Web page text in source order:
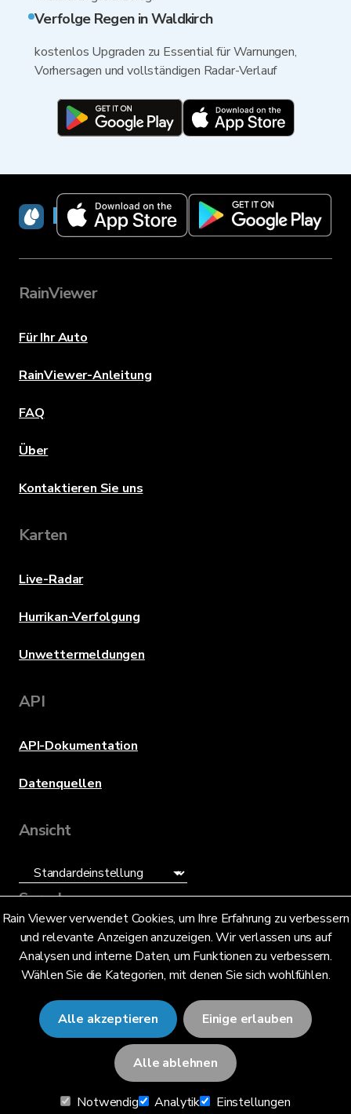
Verfolge Regen in Waldkirch
kostenlos Upgraden zu Essential für Warnungen,
Vorhersagen und vollständigen Radar-Verlauf
Rain Viewer verwendet Cookies, um Ihre Erfahrung zu verbessern
und relevante Anzeigen anzuzeigen. Wir verlassen uns auf
Analysen und interne Daten, um Funktionen zu verbessern.
Wählen Sie die Kategorien, mit denen Sie sich wohlfühlen.
Alle akzeptieren Einige erlauben
Alle ablehnen
Notwendig Analytik Einstellungen
RainViewer
RainViewer
Für Ihr Auto
RainViewer-Anleitung
FAQ
Über
Kontaktieren Sie uns
Karten
Live-Radar
Hurrikan-Verfolgung
Unwettermeldungen
API
API-Dokumentation
Datenquellen
Ansicht
Sprache
Deutsch (DE)
© 2026 RainViewer,MeteoLab Inc.
Datenschutzhinweis
Allgemeine Geschäftsbedingungen